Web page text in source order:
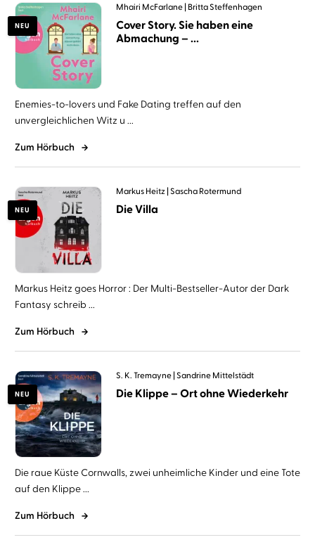
NEU
Mhairi McFarlane Britta Steffenhagen
Cover Story. Sie haben eine
Abmachung – ...
Enemies-to-lovers und Fake Dating treffen auf den
unvergleichlichen Witz u ...
Zum Hörbuch
NEU
Markus Heitz Sascha Rotermund
Die Villa
Markus Heitz goes Horror : Der Multi-Bestseller-Autor der Dark
Fantasy schreib ...
Zum Hörbuch
NEU
S. K. Tremayne Sandrine Mittelstädt
Die Klippe – Ort ohne Wiederkehr
Die raue Küste Cornwalls, zwei unheimliche Kinder und eine Tote
auf den Klippe ...
Zum Hörbuch